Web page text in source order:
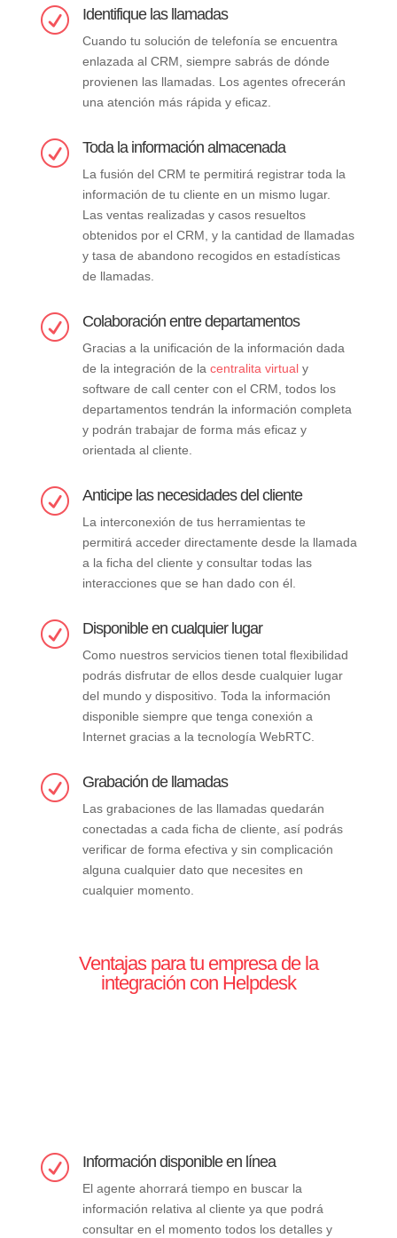
R Identifique las llamadas
Cuando tu solución de telefonía se encuentra
enlazada al CRM, siempre sabrás de dónde
provienen las llamadas. Los agentes ofrecerán
una atención más rápida y eficaz.
R Toda la información almacenada
La fusión del CRM te permitirá registrar toda la
información de tu cliente en un mismo lugar.
Las ventas realizadas y casos resueltos
obtenidos por el CRM, y la cantidad de llamadas
y tasa de abandono recogidos en estadísticas
de llamadas.
R Colaboración entre departamentos
Gracias a la unificación de la información dada
de la integración de la centralita virtualy
software de call center con el CRM, todos los
departamentos tendrán la información completa
y podrán trabajar de forma más eficaz y
orientada al cliente.
R Anticipe las necesidades del cliente
La interconexión de tus herramientas te
permitirá acceder directamente desde la llamada
a la ficha del cliente y consultar todas las
interacciones que se han dado con él.
R Disponible en cualquier lugar
Como nuestros servicios tienen total flexibilidad
podrás disfrutar de ellos desde cualquier lugar
del mundo y dispositivo. Toda la información
disponible siempre que tenga conexión a
Internet gracias a la tecnología WebRTC.
R Grabación de llamadas
Las grabaciones de las llamadas quedarán
conectadas a cada ficha de cliente, así podrás
verificar de forma efectiva y sin complicación
alguna cualquier dato que necesites en
cualquier momento.
Ventajas para tu empresa de la
integración con Helpdesk
R Información disponible en línea
El agente ahorrará tiempo en buscar la
información relativa al cliente ya que podrá
consultar en el momento todos los detalles y